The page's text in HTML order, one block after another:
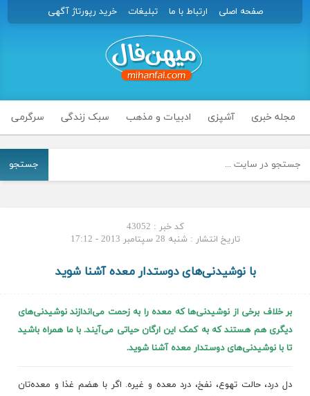
صفحه اصلی ارتباط با ما تبلیغات خرید رپورتاژ آگهی
مجله خبری آشپزی ادبیات و مذهب سبک زندگی سرگرمی
جستجو
کد خبر : 43052
تاریخ انتشار : شنبه 28 سپتامبر 2013 - 17:12
با نوشیدنی‌های دوستدار معده آشنا شوید
بر خلاف برخی از نوشیدنی‌ها که معده را به زحمت می‌اندازند نوشیدنی‌های
دیگری هم هستند که به کمک این ارگان حیاتی می‌آیند. با ما همراه باشید
تا با نوشیدنی‌های دوستدار معده آشنا شوید.
دل درد، حالت تهوع، نفخ، درد معده و غیره. اگر با هضم غذا و معده‌تان